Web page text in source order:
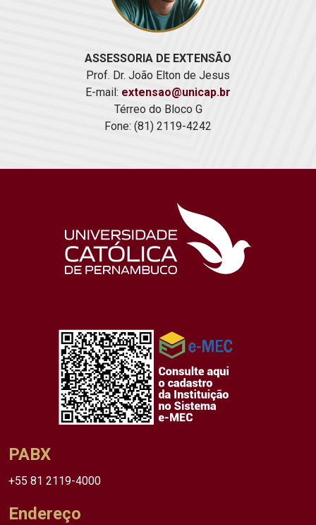
ASSESSORIA DE EXTENSÃO
Prof. Dr. João Elton de Jesus
E-mail: extensao@unicap.br
Térreo do Bloco G
Fone: (81) 2119-4242
PABX
+55 81 2119-4000
Endereço